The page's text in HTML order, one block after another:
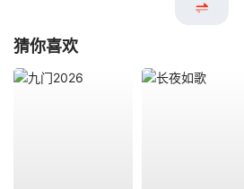
猜你喜欢